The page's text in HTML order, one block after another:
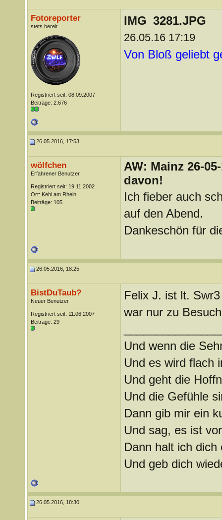
Fotoreporter
stets bereit
Registriert seit: 08.09.2007
Beiträge: 2.676
IMG_3281.JPG
26.05.16 17:19
Von Bloß geliebt
26.05.2016, 17:53
wölfchen
Erfahrener Benutzer
Registriert seit: 19.11.2002
Ort: Kehl am Rhein
Beiträge: 105
AW: Mainz 26-
davon!
Ich fieber auch
auf den Abend.
Dankeschön für
26.05.2016, 18:25
BistDuTaub?
Neuer Benutzer
Registriert seit: 11.06.2007
Beiträge: 29
Felix J. ist lt.
war nur zu
Und wenn die
Und es wird flach
Und geht die
Und die Gefühle
Dann gib mir ein
Und sag, es ist
Dann halt ich dich
Und geb dich
26.05.2016, 18:30